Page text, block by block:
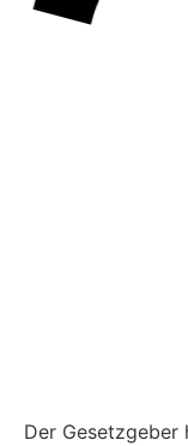
Der Gesetzgeber